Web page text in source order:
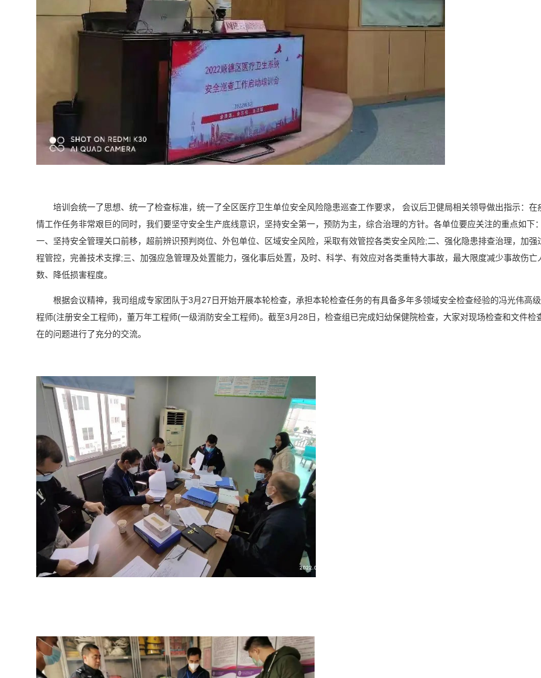
培训会统一了思想、统一了检查标准，统一了全区医疗卫生单位安全风险隐患巡查工作要求， 会议后卫健局相关领导做出指示：在
情工作任务非常艰巨的同时，我们要坚守安全生产底线意识，坚持安全第一，预防为主，综合治理的方针。各单位要应关注的重点如下
一、坚持安全管理关口前移，超前辨识预判岗位、外包单位、区域安全风险，采取有效管控各类安全风险;二、强化隐患排查治理，加强
程管控，完善技术支撑;三、加强应急管理及处置能力，强化事后处置，及时、科学、有效应对各类重特大事故，最大限度减少事故伤亡
数、降低损害程度。
根据会议精神，我司组成专家团队于3月27日开始开展本轮检查，承担本轮检查任务的有具备多年多领域安全检查经验的冯光伟高
程师(注册安全工程师)，董万年工程师(一级消防安全工程师)。截至3月28日，检查组已完成妇幼保健院检查，大家对现场检查和文件检
在的问题进行了充分的交流。